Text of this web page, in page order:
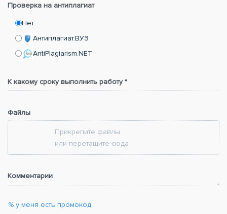
Проверка на антиплагиат
Нет
Антиплагиат.ВУЗ
AntiPlagiarism.NET
К какому сроку выполнить работу *
Файлы
Прикрепите файлы
или перетащите сюда
Комментарии
% у меня есть промокод